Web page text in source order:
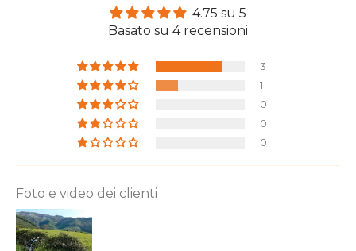
4.75 su 5
Basato su 4 recensioni
3
1
0
0
0
Foto e video dei clienti